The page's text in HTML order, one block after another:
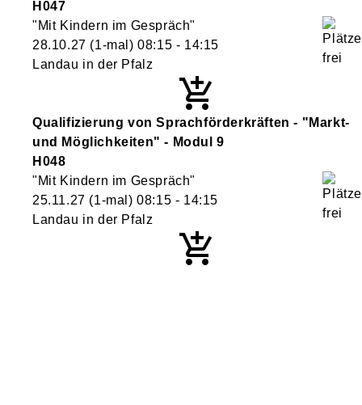
H047
"Mit Kindern im Gespräch"
28.10.27 (1-mal)08:15 - 14:15
Landau in der Pfalz
Qualifizierung von Sprachförderkräften - "Markt-
und Möglichkeiten" - Modul 9
H048
"Mit Kindern im Gespräch"
25.11.27 (1-mal)08:15 - 14:15
Landau in der Pfalz